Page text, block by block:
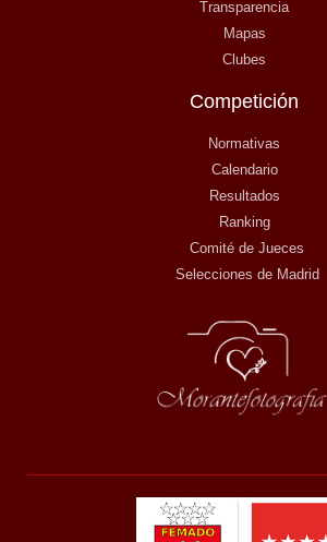
Transparencia
Mapas
Clubes
Competición
Normativas
Calendario
Resultados
Ranking
Comité de Jueces
Selecciones de Madrid